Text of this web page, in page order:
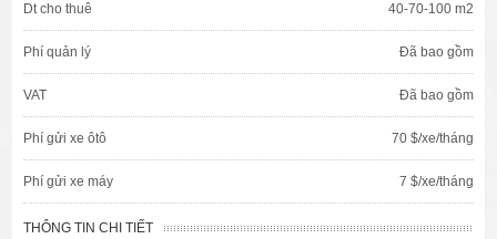
Dt cho thuê 40-70-100 m2
Phí quản lý Đã bao gồm
VAT Đã bao gồm
Phí gửi xe ôtô 70 $/xe/tháng
Phí gửi xe máy 7 $/xe/tháng
THÔNG TIN CHI TIẾT